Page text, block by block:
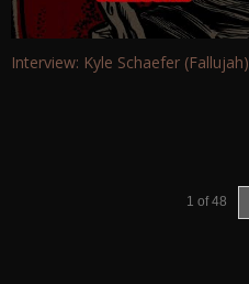
Interview: Kyle Schaefer (Fallujah)
1 of 48